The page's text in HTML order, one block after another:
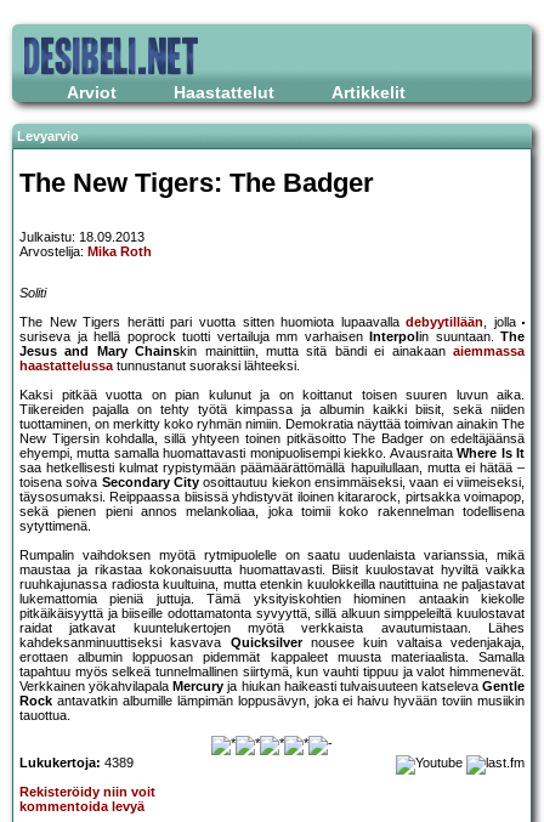
Arviot Haastattelut Artikkelit
Levyarvio
The New Tigers: The Badger
Julkaistu: 18.09.2013
Arvostelija: Mika Roth
Soliti
The New Tigers herätti pari vuotta sitten huomiota lupaavalladebyytillään, jolla
suriseva ja hellä poprock tuotti vertailuja mm varhaisen
Interpol in suuntaan. The
Jesus and Mary Chainskin mainittiin, mutta sitä bändi ei ainakaanaiemmassa
haastattelussatunnustanut suoraksi lähteeksi.
Kaksi pitkää vuotta on pian kulunut ja on koittanut toisen suuren luvun aika.
Tiikereiden pajalla on tehty työtä kimpassa ja albumin kaikki biisit, sekä niiden
tuottaminen, on merkitty koko ryhmän nimiin. Demokratia näyttää toimivan ainakin The
New Tigersin kohdalla, sillä yhtyeen toinen pitkäsoitto The Badger on edeltäjäänsä
ehyempi, mutta samalla huomattavasti monipuolisempi kiekko. AvausraitaWhere Is It
saa hetkellisesti kulmat rypistymään päämäärättömällä hapuilullaan, mutta ei hätää –
toisena soiva Secondary City osoittautuu kiekon ensimmäiseksi, vaan ei viimeiseksi,
täysosumaksi. Reippaassa biisissä yhdistyvät iloinen kitararock, pirtsakka voimapop,
sekä pienen pieni annos melankoliaa, joka toimii koko rakennelman todellisena
sytyttimenä.
Rumpalin vaihdoksen myötä rytmipuolelle on saatu uudenlaista varianssia, mikä
maustaa ja rikastaa kokonaisuutta huomattavasti. Biisit kuulostavat hyviltä vaikka
ruuhkajunassa radiosta kuultuina, mutta etenkin kuulokkeilla nautittuina ne paljastavat
lukemattomia pieniä juttuja. Tämä yksityiskohtien hiominen antaakin kiekolle
pitkäikäisyyttä ja biiseille odottamatonta syvyyttä, sillä alkuun simppeleiltä kuulostavat
raidat jatkavat kuuntelukertojen myötä verkkaista avautumistaan.
Lähes
kahdeksanminuuttiseksi kasvava Quicksilvernousee kuin valtaisa vedenjakaja,
erottaen albumin loppuosan pidemmät kappaleet muusta materiaalista. Samalla
tapahtuu myös selkeä tunnelmallinen siirtymä, kun vauhti tippuu ja valot himmenevät.
Verkkainen yökahvilapala Mercury ja hiukan haikeasti tulvaisuuteen katseleva Gentle
Rock antavatkin albumille lämpimän loppusävyn, joka ei haivu hyvään toviin musiikin
tauottua.
Lukukertoja: 4389
Rekisteröidy niin voit
kommentoida levyä